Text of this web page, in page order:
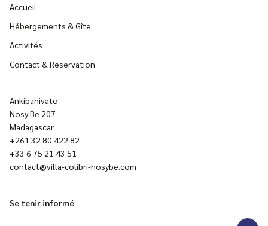
Accueil
Hébergements & Gîte
Activités
Contact & Réservation
Ankibanivato
Nosy Be 207
Madagascar
+261 32 80 422 82
+33 6 75 21 43 51
contact@villa-colibri-nosybe.com
Se tenir informé